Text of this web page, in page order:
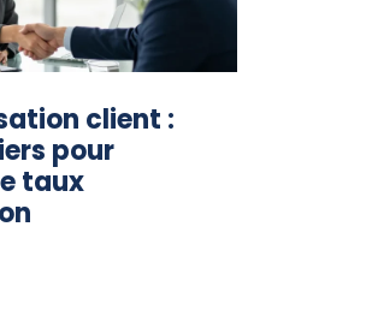
client :
pour
taux